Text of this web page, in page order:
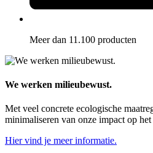
Meer dan 11.100 producten
We werken milieubewust.
Met veel concrete ecologische
minimaliseren van onze impact op
Hier vind je meer informatie.